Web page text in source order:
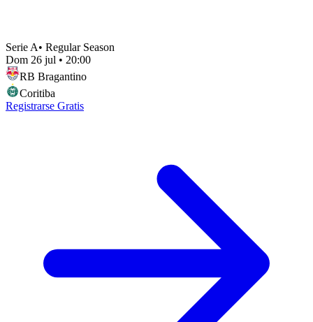
Serie A• Regular Season
Dom 26 jul • 20:00
RB Bragantino
Coritiba
Registrarse Gratis